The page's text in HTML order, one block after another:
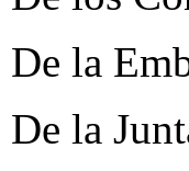
De la
De la